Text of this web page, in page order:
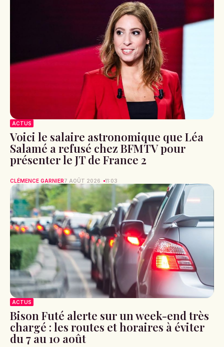
ACTUS
Voici le salaire astronomique que Léa
Salamé a refusé chez BFMTV pour
présenter le JT de France 2
CLÉMENCE GARNIER7 AOÛT 2026 11:03
ACTUS
Bison Futé alerte sur un week-end très
chargé : les routes et horaires à éviter
du 7 au 10 août